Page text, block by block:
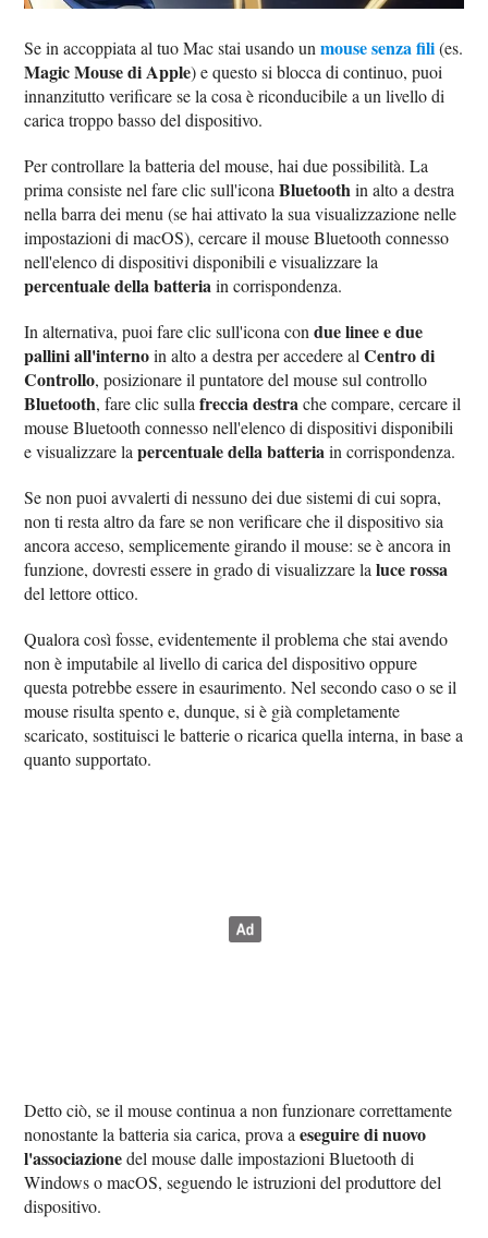
Se in accoppiata al tuo Mac stai usando unmouse senza fili(es.
Magic Mouse di Apple) e questo si blocca di continuo, puoi
innanzitutto verificare se la cosa è riconducibile a un livello di
carica troppo basso del dispositivo.
Per controllare la batteria del mouse, hai due possibilità. La
prima consiste nel fare clic sull'iconaBluetoothin alto a destra
nella barra dei menu (se hai attivato la sua visualizzazione nelle
impostazioni di macOS), cercare il mouse Bluetooth connesso
nell'elenco di dispositivi disponibili e visualizzare la
percentuale della batteriain corrispondenza.
In alternativa, puoi fare clic sull'icona condue linee e due
pallini all'internoin alto a destra per accedere alCentro di
Controllo, posizionare il puntatore del mouse sul controllo
Bluetooth, fare clic sullafreccia destrache compare, cercare il
mouse Bluetooth connesso nell'elenco di dispositivi disponibili
e visualizzare lapercentuale della batteriain corrispondenza.
Se non puoi avvalerti di nessuno dei due sistemi di cui sopra,
non ti resta altro da fare se non verificare che il dispositivo sia
ancora acceso, semplicemente girando il mouse: se è ancora in
funzione, dovresti essere in grado di visualizzare laluce rossa
del lettore ottico.
Qualora così fosse, evidentemente il problema che stai avendo
non è imputabile al livello di carica del dispositivo oppure
questa potrebbe essere in esaurimento. Nel secondo caso o se il
mouse risulta spento e, dunque, si è già completamente
scaricato, sostituisci le batterie o ricarica quella interna, in base a
quanto supportato.
Detto ciò, se il mouse continua a non funzionare correttamente
nonostante la batteria sia carica, prova aeseguire di nuovo
l'associazionedel mouse dalle impostazioni Bluetooth di
Windows o macOS, seguendo le istruzioni del produttore del
dispositivo.